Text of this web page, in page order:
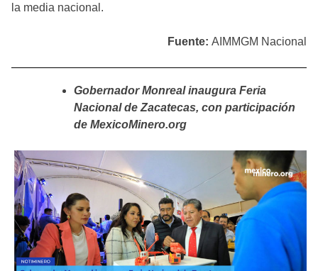
la media nacional.
Fuente: AIMMGM Nacional
Gobernador Monreal inaugura Feria
Nacional de Zacatecas, con participación
de MexicoMinero.org